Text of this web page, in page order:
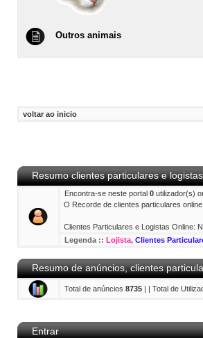
Outros animais
voltar ao inicio
Resumo clientes particulares e
Encontra-se neste portal 0 utilizador(s)
O Recorde de clientes particulares online:
Clientes Particulares e Logistas Online:
Legenda :: Lojista, Clientes
Resumo de anúncios, clientes
Total de anúncios 8735 | | Total de
Entrar